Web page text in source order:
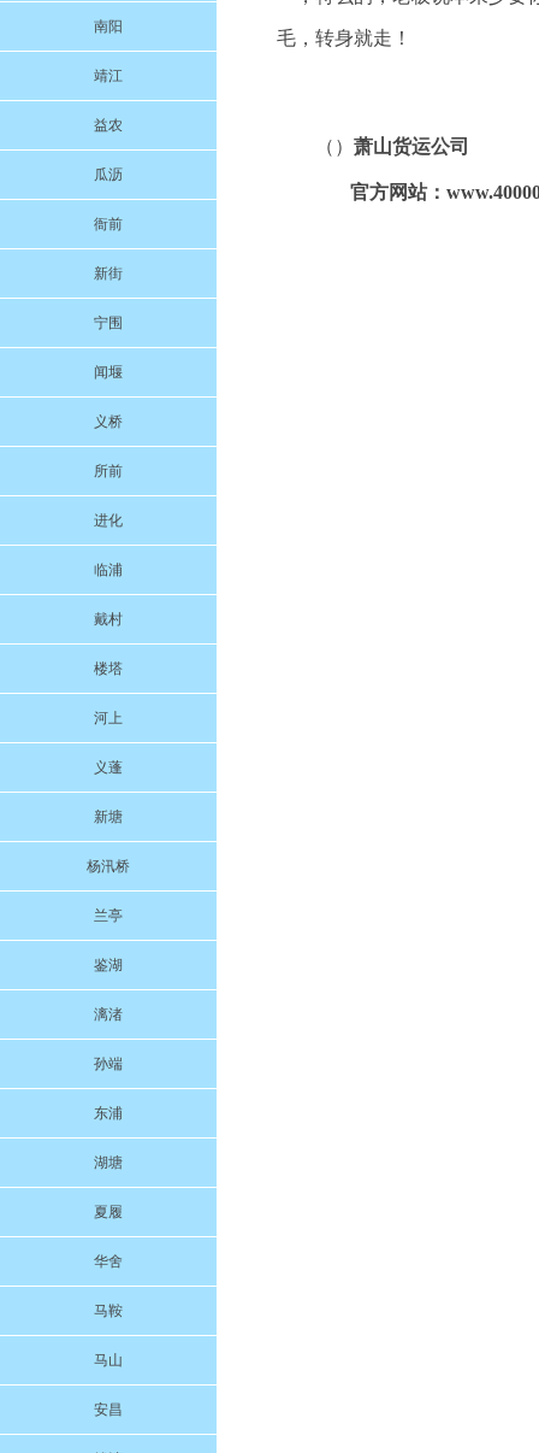
南阳
靖江
益农
瓜沥
衙前
新街
宁围
闻堰
义桥
所前
进化
临浦
戴村
楼塔
河上
义蓬
新塘
杨汛桥
兰亭
鉴湖
漓渚
孙端
东浦
湖塘
夏履
华舍
马鞍
马山
安昌
毛，转身就走！
（） 萧山货运公司
官方网站：